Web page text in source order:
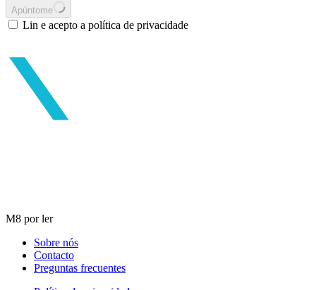
Apúntome
Lin e acepto a política de privacidade
M8 por ler
Sobre nós
Contacto
Preguntas frecuentes